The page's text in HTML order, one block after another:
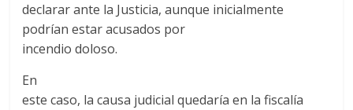
declarar ante la Justicia, aunque inicialmente
podrían estar acusados por
incendio doloso.
En
este caso, la causa judicial quedaría en la fiscalía